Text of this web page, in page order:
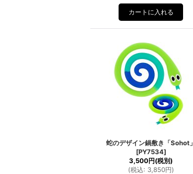
蛇のデザイン鍋敷き「Sohot」
[PY7534]
3,500円(税別)
(税込: 3,850円)